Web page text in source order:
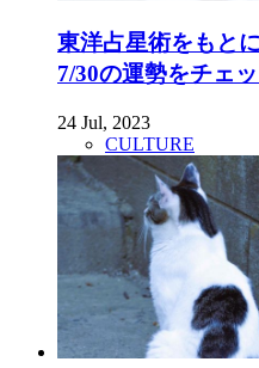
東洋占星術をもと
7/30の運勢をチェッ
24 Jul, 2023
CULTURE